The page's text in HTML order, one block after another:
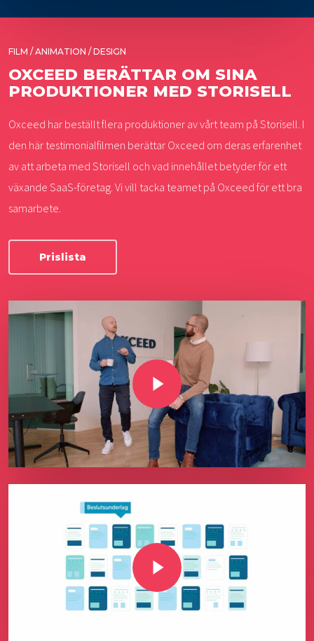
FILM / ANIMATION / DESIGN
OXCEED BERÄTTAR OM SINA
PRODUKTIONER MED STORISELL
Oxceed har beställt flera produktioner av vårt team på Storisell. I
den här testimonialfilmen berättar Oxceed om deras erfarenhet
av att arbeta med Storisell och vad innehållet betyder för ett
växande SaaS-företag. Vi vill tacka teamet på Oxceed för ett bra
samarbete.
Prislista
Play Video
Play Video